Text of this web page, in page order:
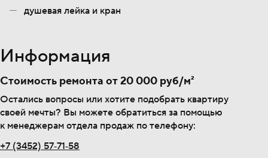
душевая лейка и кран
Информация
Стоимость ремонта от 20 000 руб/м²
Остались вопросы или хотите подобрать квартиру
своей мечты? Вы можете обратиться за помощью
к менеджерам отдела продаж по телефону:
+7 (3452) 57‐71‐58